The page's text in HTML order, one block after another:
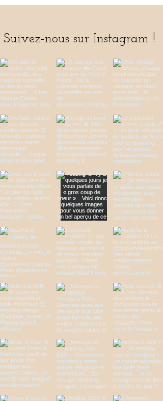
Suivez-nous sur Instagram !